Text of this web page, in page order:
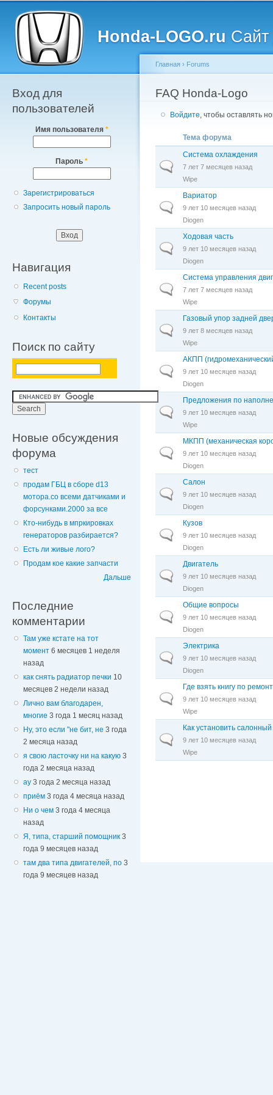
Honda-LOGO.ru Сайт
Главное меню
Вход для
пользователей
Имя пользователя *
Пароль *
Зарегистрироваться
Запросить новый пароль
Навигация
Recent posts
Форумы
Контакты
Поиск по сайту
Новые обсуждения
форума
тест
продам ГБЦ в сборе d13
мотора.со всеми датчиками и
форсунками.2000 за все
Кто-нибудь в мпркировках
генераторов разбирается?
Есть ли живые лого?
Продам кое какие запчасти
Дальше
Последние
комментарии
Там уже кстате на тот
момент 6 месяцев 1 неделя
назад
как снять радиатор печки 10
месяцев 2 недели назад
Лично вам благодарен,
многие 3 года 1 месяц назад
Ну, это если "не бит, не 3 года
2 месяца назад
я свою ласточку ни на какую 3
года 2 месяца назад
ау 3 года 2 месяца назад
приём 3 года 4 месяца назад
Ни о чем 3 года 4 месяца
назад
Я, типа, старший помощник 3
года 9 месяцев назад
там два типа двигателей, по 3
года 9 месяцев назад
Вы здесь
Главная › Forums
FAQ Honda-Logo
Войдите, чтобы оставлять
Тема форума
Обычная тема
Система охлаждения
7 лет 7 месяцев назад
Wipe
Обычная тема
Вариатор
9 лет 10 месяцев назад
Diogen
Обычная тема
Ходовая часть
9 лет 10 месяцев назад
Diogen
Обычная тема
Система управления
7 лет 7 месяцев назад
Wipe
Обычная тема
Газовый упор задней
9 лет 8 месяцев назад
Wipe
Обычная тема
АКПП
9 лет 10 месяцев назад
Diogen
Обычная тема
Предложения по
9 лет 10 месяцев назад
Wipe
Обычная тема
МКПП (механическая
9 лет 10 месяцев назад
Diogen
Обычная тема
Салон
9 лет 10 месяцев назад
Diogen
Обычная тема
Кузов
9 лет 10 месяцев назад
Diogen
Обычная тема
Двигатель
9 лет 10 месяцев назад
Diogen
Обычная тема
Общие вопросы
9 лет 10 месяцев назад
Diogen
Обычная тема
Электрика
9 лет 10 месяцев назад
Diogen
Обычная тема
Где взять книгу по
9 лет 10 месяцев назад
Wipe
Обычная тема
Как установить
9 лет 10 месяцев назад
Wipe